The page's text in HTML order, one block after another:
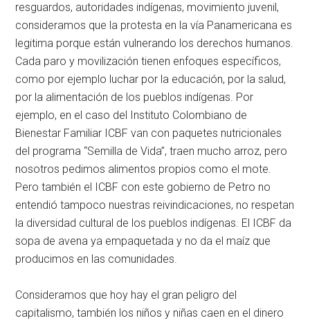
resguardos, autoridades indígenas, movimiento juvenil,
consideramos que la protesta en la vía Panamericana es
legitima porque están vulnerando los derechos humanos.
Cada paro y movilización tienen enfoques específicos,
como por ejemplo luchar por la educación, por la salud,
por la alimentación de los pueblos indígenas. Por
ejemplo, en el caso del Instituto Colombiano de
Bienestar Familiar ICBF van con paquetes nutricionales
del programa “Semilla de Vida”, traen mucho arroz, pero
nosotros pedimos alimentos propios como el mote.
Pero también el ICBF con este gobierno de Petro no
entendió tampoco nuestras reivindicaciones, no respetan
la diversidad cultural de los pueblos indígenas. El ICBF da
sopa de avena ya empaquetada y no da el maíz que
producimos en las comunidades.
Consideramos que hoy hay el gran peligro del
capitalismo, también los niños y niñas caen en el dinero